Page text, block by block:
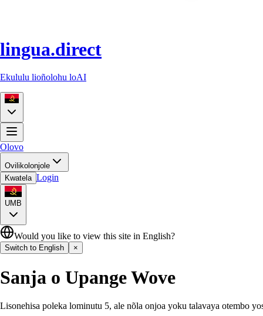
lingua.direct
Ekululu lioñolohu loAI
Olovo
Ovilikolonjole
Kwatela Login
UMB
Would you like to view this site in English?
Switch to English ×
Sanja o Upange Wove
Lisonehisa poleka lominutu 5, ale nõla onjoa yoku talavaya otembo